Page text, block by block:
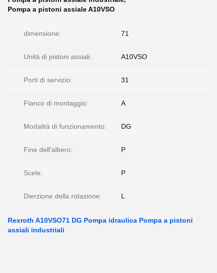
Pompa a pistoni assiale A10VSO
dimensione: 71
Unità di pistoni assiali: A10VSO
Porti di servizio: 31
Flanco di montaggio: A
Modalità di funzionamento: DG
Fine dell'albero: P
Scele: P
Dierzione della rotazione: L
Rexroth A10VSO71 DG Pompa idraulica Pompa a pistoni
assiali industriali